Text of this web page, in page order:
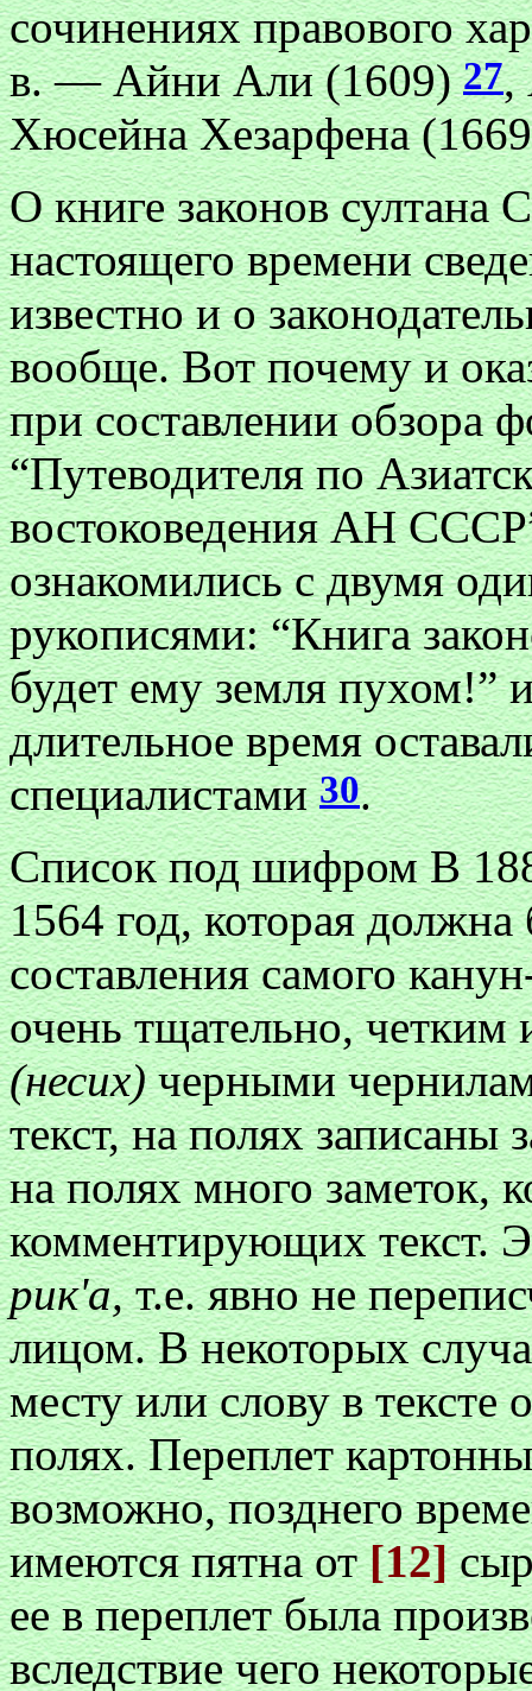
сочинениях правового
в. — Айни Али (1609)27,
Хюсейна Хезарфена
О книге законов
настоящего времени
известно и о
вообще. Вот почему и
при составлении обзора
“Путеводителя по
востоковедения АН
ознакомились с двумя
рукописями: “Книга
будет ему земля пухом!”
длительное время
специалистами30.
Список под шифром B
1564 год, которая
составления самого
очень тщательно,
(несих)черными
текст, на полях записаны
на полях много заметок,
комментирующих текст.
рик'а,т.е. явно не
лицом. В некоторых
месту или слову в тексте
полях. Переплет
возможно, позднего
имеются пятна от[12]
ее в переплет была
вследствие чего